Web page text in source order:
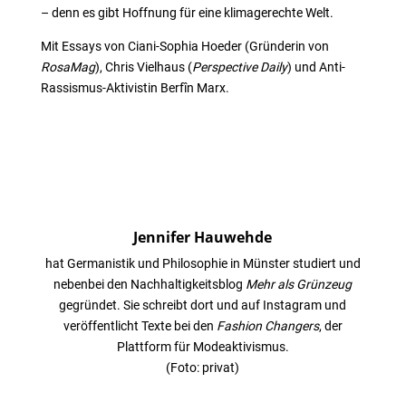
– denn es gibt Hoffnung für eine klimagerechte Welt.
Mit Essays von Ciani-Sophia Hoeder (Gründerin von
RosaMag), Chris Vielhaus (Perspective Daily) und Anti-
Rassismus-Aktivistin Berfîn Marx.
Jennifer Hauwehde
hat Germanistik und Philosophie in Münster studiert und
nebenbei den Nachhaltigkeitsblog Mehr als Grünzeug
gegründet. Sie schreibt dort und auf Instagram und
veröffentlicht Texte bei den Fashion Changers, der
Plattform für Modeaktivismus.
(Foto: privat)